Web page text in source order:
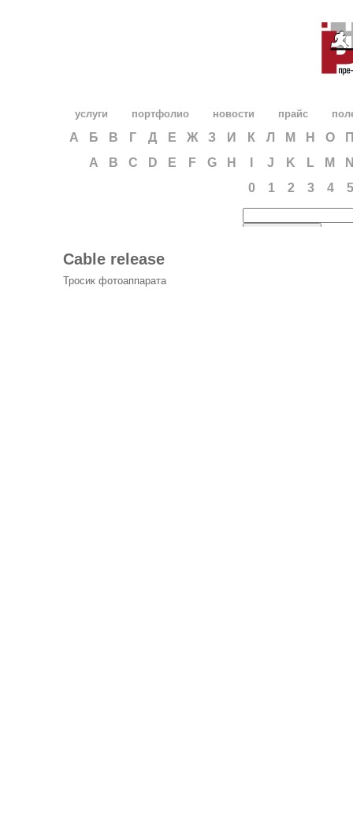
услуги портфолио новости прайс
А Б В Г Д Е Ж З И К Л М Н О
A
B C D E F G H J K L M
0
1 2 3 4 5
Cable release
Тросик фотоаппарата